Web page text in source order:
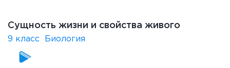
Сущность жизни и свойства живого
9 класс Биология